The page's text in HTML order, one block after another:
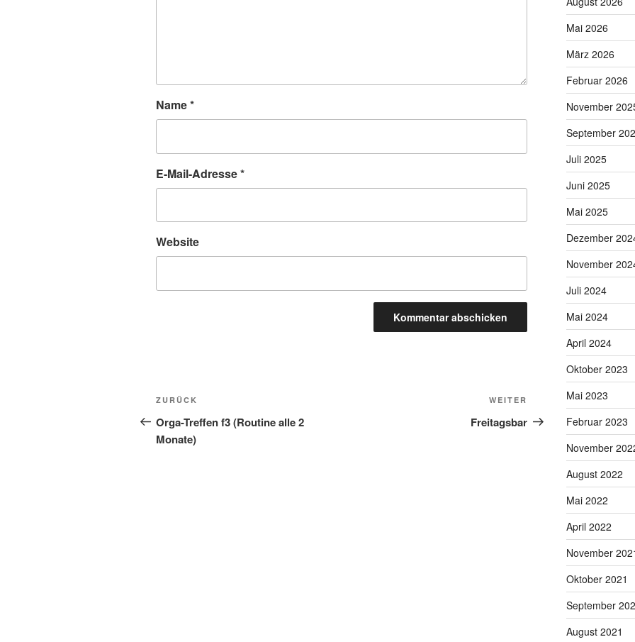
Name*
E-Mail-Adresse*
Website
Beitragsnavigation
Vorheriger
Beitrag
ZURÜCK
Orga-Treffen f3 (Routine alle 2
Monate)
Nächster
Beitrag
WEITER
Freitagsbar
Mai 2026
März 2026
Februar 2026
November
September
Juli 2025
Juni 2025
Mai 2025
Dezember
November
Juli 2024
Mai 2024
April 2024
Oktober 2023
Mai 2023
Februar 2023
November
August 2022
Mai 2022
April 2022
November
Oktober 2021
September
August 2021